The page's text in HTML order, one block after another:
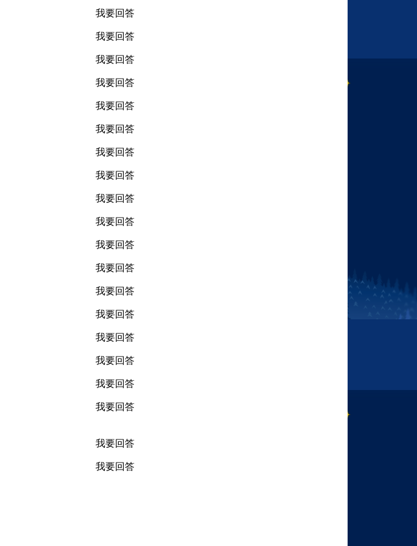
我要回答
我要回答
我要回答
我要回答
我要回答
我要回答
我要回答
我要回答
我要回答
我要回答
我要回答
我要回答
我要回答
我要回答
我要回答
我要回答
我要回答
我要回答
我要回答
我要回答